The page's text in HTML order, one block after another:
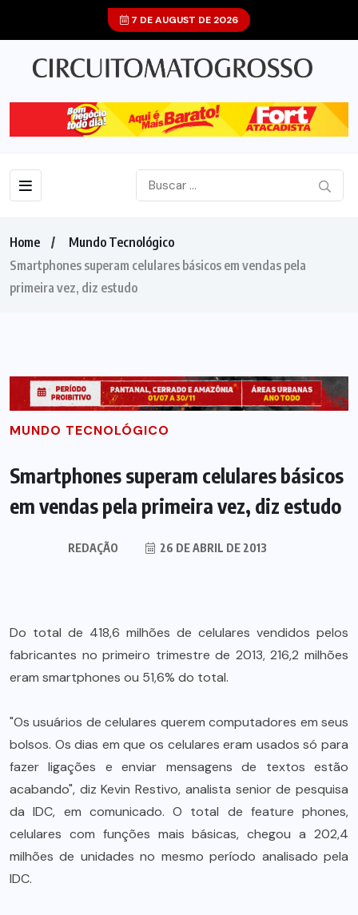
7 DE AUGUST DE 2026
Home
Mundo Tecnológico
Smartphones superam celulares básicos em vendas pela
primeira vez, diz estudo
MUNDO TECNOLÓGICO
Smartphones superam celulares básicos
em vendas pela primeira vez, diz estudo
REDAÇÃO 26 DE ABRIL DE 2013
Do total de 418,6 milhões de celulares vendidos pelos
fabricantes no primeiro trimestre de 2013, 216,2 milhões
eram smartphones ou 51,6% do total.
"Os usuários de celulares querem computadores em seus
bolsos. Os dias em que os celulares eram usados só para
fazer ligações e enviar mensagens de textos estão
acabando", diz Kevin Restivo, analista senior de pesquisa
da IDC, em comunicado. O total de feature phones,
celulares com funções mais básicas, chegou a 202,4
milhões de unidades no mesmo período analisado pela
IDC.